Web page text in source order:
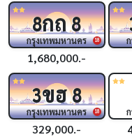
18
8กถ8
กรุงเทพมหานคร
1,680,000.-
18
3ขฮ8
กรุงเทพมหานคร
329,000.-